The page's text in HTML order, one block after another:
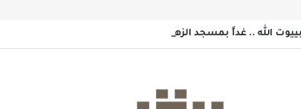
الله .. غداً بمسجد الزهراء بحلة محيش